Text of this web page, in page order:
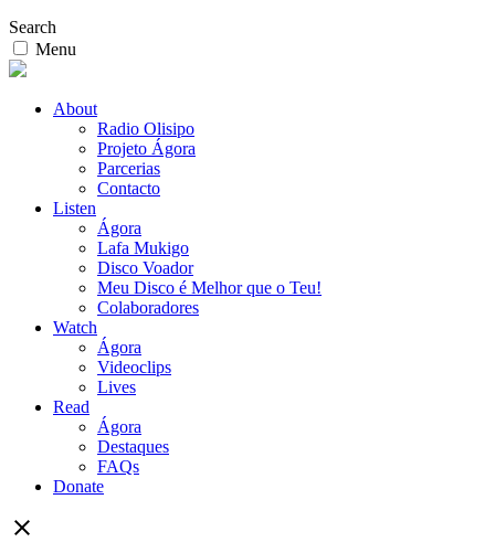
Search
Menu
About
Radio Olisipo
Projeto Ágora
Parcerias
Contacto
Listen
Ágora
Lafa Mukigo
Disco Voador
Meu Disco é Melhor que o Teu!
Colaboradores
Watch
Ágora
Videoclips
Lives
Read
Ágora
Destaques
FAQs
Donate
close